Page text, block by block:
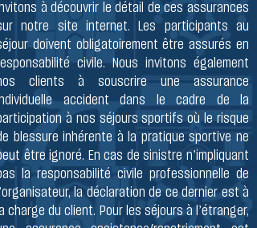
à découvrir le détail de ces assurances
notre site internet. Les participants au
doivent obligatoirement être assurés en
civile. Nous invitons également
clients à souscrire une assurance
accident dans le cadre de la
à nos séjours sportifs où le risque
blessure inhérente à la pratique sportive ne
être ignoré. En cas de sinistre n’impliquant
la responsabilité civile professionnelle de
la déclaration de ce dernier est à
charge du client. Pour les séjours à l’étranger,